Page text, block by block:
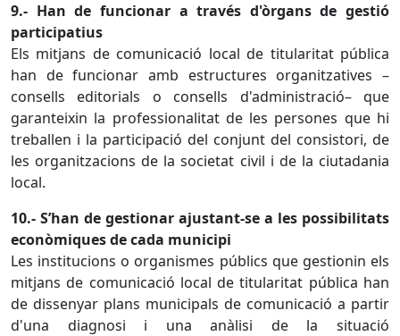
9.- Han de funcionar a través d'òrgans de gestió
participatius
Els mitjans de comunicació local de titularitat pública
han de funcionar amb estructures organitzatives –
consells editorials o consells d'administració– que
garanteixin la professionalitat de les persones que hi
treballen i la participació del conjunt del consistori, de
les organitzacions de la societat civil i de la ciutadania
local.
10.- S’han de gestionar ajustant-se a les possibilitats
econòmiques de cada municipi
Les institucions o organismes públics que gestionin els
mitjans de comunicació local de titularitat pública han
de dissenyar plans municipals de comunicació a partir
d'una diagnosi i una anàlisi de la situació